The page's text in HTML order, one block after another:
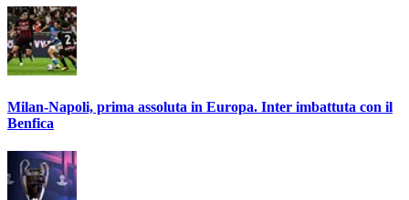
Milan-Napoli, prima assoluta in Europa. Inter imbattuta con il
Benfica